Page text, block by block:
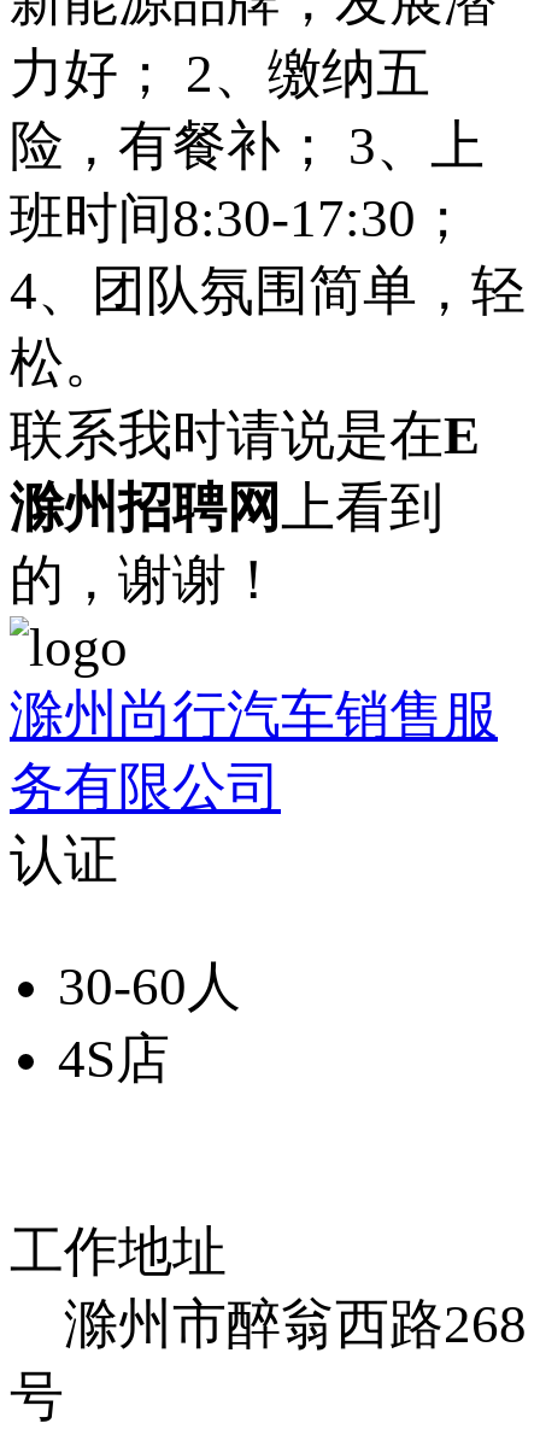
力好； 2、缴纳五
险，有餐补； 3、上
班时间8:30-17:30；
4、团队氛围简单，轻
松。
联系我时请说是在E
滁州招聘网
上看到
的，谢谢！
滁州尚行汽车销售服
务有限公司
认证
30-60人
4S店
工作地址
滁州市醉翁西路268
号